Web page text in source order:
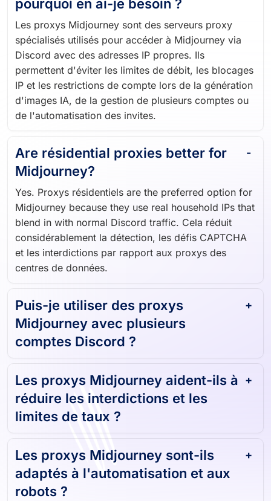
pourquoi en ai-je besoin ?
Les proxys Midjourney sont des serveurs proxy
spécialisés utilisés pour accéder à Midjourney via
Discord avec des adresses IP propres. Ils
permettent d'éviter les limites de débit, les blocages
IP et les restrictions de compte lors de la génération
d'images IA, de la gestion de plusieurs comptes ou
de l'automatisation des invites.
Are résidential proxies better for
Midjourney?
Yes. Proxys résidentiels are the preferred option for
Midjourney because they use real household IPs that
blend in with normal Discord traffic. Cela réduit
considérablement la détection, les défis CAPTCHA
et les interdictions par rapport aux proxys des
centres de données.
Puis-je utiliser des proxys
Midjourney avec plusieurs
comptes Discord ?
Les proxys Midjourney aident-ils à
réduire les interdictions et les
limites de taux ?
Les proxys Midjourney sont-ils
adaptés à l'automatisation et aux
robots ?